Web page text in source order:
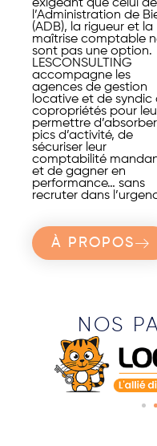
exigeant que celui de
l’Administration de
(ADB), la rigueur et la
maîtrise comptable
sont pas une option.
LESCONSULTING
accompagne les
agences de gestion
locative et de syndic
copropriétés pour
permettre
pics d’activité, de
sécuriser leur
comptabilité
et de gagner en
performance… sans
recruter dans
À PROPOS
NOS